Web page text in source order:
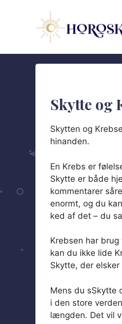
Skytte og
Skytten og
hinanden.
En Krebs er
Skytte er både
kommentarer
enormt, og du
ked af det – du
Krebsen har
kan du ikke lide
Skytte, der
Mens du sSkytte
i den store
længden. Det vil